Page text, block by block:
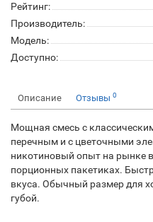
Рейтинг:
Производитель:
Модель:
Доступно:
Описание Отзывы 0
Мощная смесь с
перечным и с цветочными
никотиновый опыт на рынке
порционных пакетиках.
вкуса. Обычный размер для
губой.